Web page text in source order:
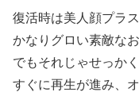
復活時は美人顔プラ
かなりグロい素敵なお
でもそれじゃせっか
すぐに再生が進み、